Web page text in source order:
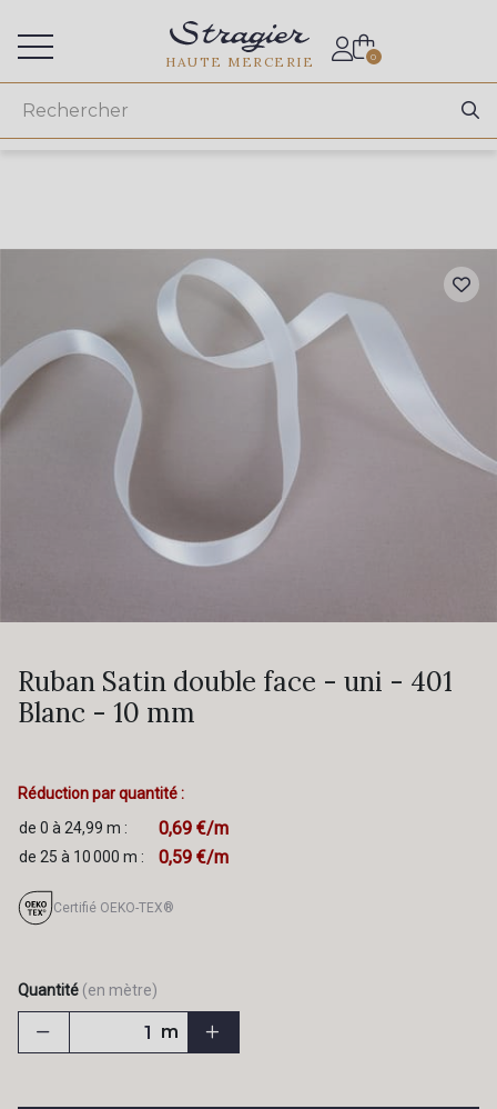
HAUTE MERCERIE 0
Ruban Satin double face - uni - 401
Blanc - 10 mm
Réduction par quantité :
de 0 à 24,99 m :
0,69 €/m
de 25 à 10 000 m : 0,59 €/m
Certifié OEKO-TEX®
Quantité (en mètre)
m